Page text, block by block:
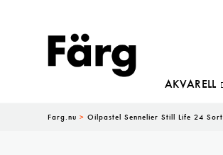
AKVARELL
Farg.nu >Oilpastel Sennelier Still Life 24 Sort